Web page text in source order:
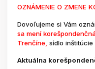
OZNÁMENIE O ZMENE
Dovoľujeme si Vám
sa mení
Trenčíne, sídlo
Aktuálna